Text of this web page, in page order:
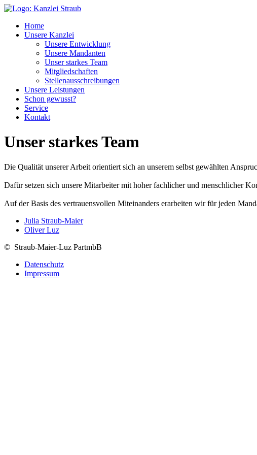
Home
Unsere Kanzlei
Unsere Entwicklung
Unsere Mandanten
Unser starkes Team
Mitgliedschaften
Stellenausschreibungen
Unsere Leistungen
Schon gewusst?
Service
Kontakt
Unser starkes Team
Die Qualität unserer Arbeit orientiert sich an unserem selbst gewählten
Dafür setzen sich unsere Mitarbeiter mit hoher fachlicher und menschlicher
Auf der Basis des vertrauensvollen Miteinanders erarbeiten wir für jeden
Julia Straub-Maier
Oliver Luz
© Straub-Maier-Luz PartmbB
Datenschutz
Impressum